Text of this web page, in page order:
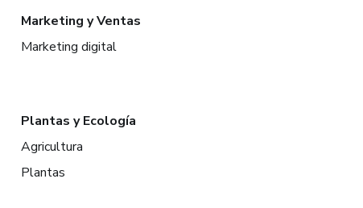
Marketing y Ventas
Marketing digital
Plantas y Ecología
Agricultura
Plantas